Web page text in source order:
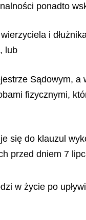
ponadto
i
lub
Sądowym,
fizycznymi,
się do klauzul
przed dniem 7
w życie po